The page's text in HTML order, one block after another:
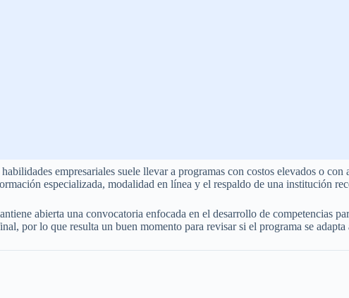
empresariales suele llevar a programas con costos elevados o
especializada, modalidad en línea y el respaldo de una institución
abierta una convocatoria enfocada en el desarrollo de competencias
por lo que resulta un buen momento para revisar si el programa se